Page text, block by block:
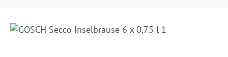
Bildergalerie überspringen